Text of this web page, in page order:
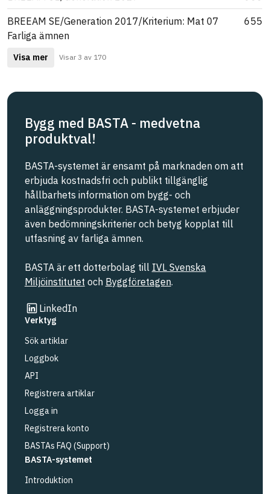
BREEAM SE/Generation 2017/Kriterium: Mat 07
Farliga ämnen
655
Visa mer Visar 3 av 170
Bygg med BASTA - medvetna
produktval!
BASTA-systemet är ensamt på marknaden om att
erbjuda kostnadsfri och publikt tillgänglig
hållbarhets information om bygg- och
anläggningsprodukter. BASTA-systemet erbjuder
även bedömningskriterier och betyg kopplat till
utfasning av farliga ämnen.
BASTA är ett dotterbolag till IVL Svenska
Miljöinstitutet och Byggföretagen.
LinkedIn
Länk till annan webbplats
Verktyg
Sök artiklar
Loggbok
API
Registrera artiklar
Logga in
Registrera konto
BASTAs FAQ (Support)
BASTA-systemet
Introduktion